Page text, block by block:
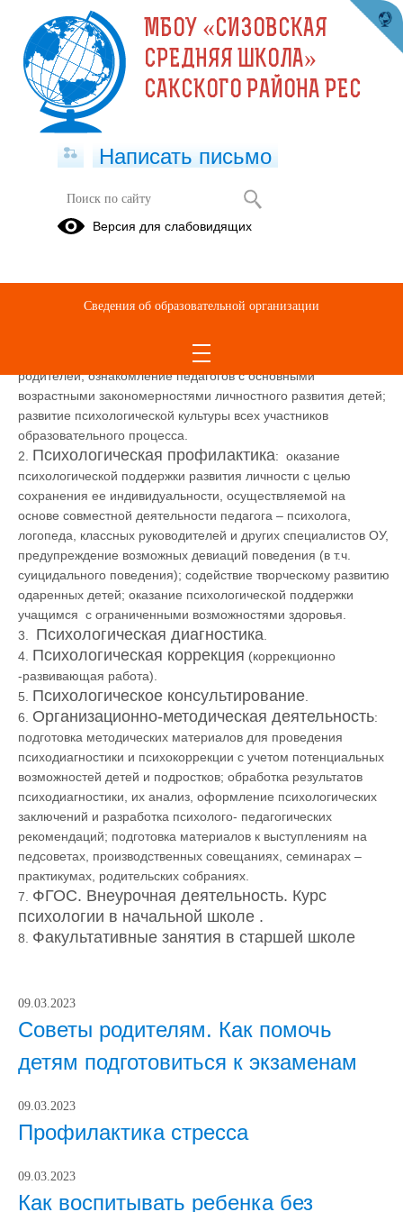
СТРАНИЦА ПСИХОЛОГА
Главными направлениями
в моей работе являются:
психологической компетентности педагогов, учащихся и их
родителей; ознакомление педагогов с основными
возрастными закономерностями личностного развития детей;
развитие психологической культуры всех участников
образовательного процесса.
2. Психологическая профилактика: оказание
психологической поддержки развития личности с целью
сохранения ее индивидуальности, осуществляемой на
основе совместной деятельности педагога – психолога,
логопеда, классных руководителей и других специалистов ОУ,
предупреждение возможных девиаций поведения (в т.ч.
суицидального поведения); содействие творческому развитию
одаренных детей; оказание психологической поддержки
учащимся с ограниченными возможностями здоровья.
3. Психологическая диагностика
4. Психологическая коррекция (коррекционно
-развивающая работа).
5. Психологическое консультирование
6. Организационно-методическая деятельность:
подготовка методических материалов для проведения
психодиагностики и психокоррекции с учетом потенциальных
возможностей детей и подростков; обработка результатов
психодиагностики, их анализ, оформление психологических
заключений и разработка психолого- педагогических
рекомендаций; подготовка материалов к выступлениям на
педсоветах, производственных совещаниях, семинарах –
практикумах, родительских собраниях.
7. ФГОС. Внеурочная деятельность. Курс
психологии в начальной школе .
8. Факультативные занятия в старшей школе
09.03.2023
Советы родителям. Как помочь
детям подготовиться к экзаменам
09.03.2023
Профилактика стресса
09.03.2023
Как воспитывать ребенка без
МБОУ «СИЗОВСКАЯ
СРЕДНЯЯ ШКОЛА»
САКСКОГО РАЙОНА РЕС
Написать письмо
Версия для слабовидящих
Сведения об образовательной организации